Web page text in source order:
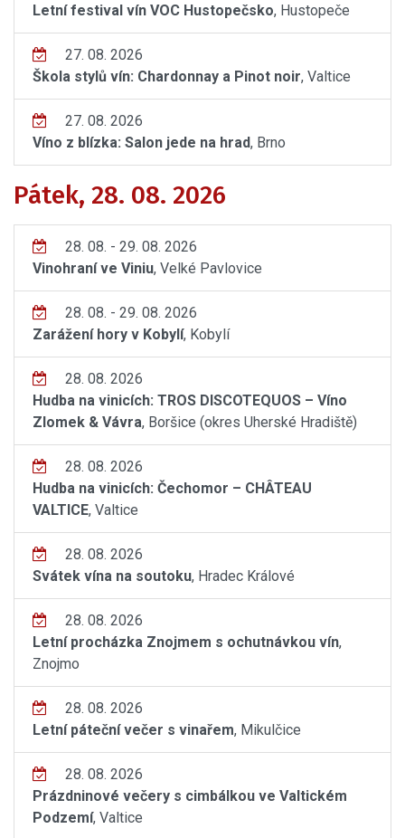
Letní festival vín VOC Hustopečsko, Hustopeče
27. 08. 2026
Škola stylů vín: Chardonnay a Pinot noir, Valtice
27. 08. 2026
Víno z blízka: Salon jede na hrad, Brno
Pátek, 28. 08. 2026
28. 08. - 29. 08. 2026
Vinohraní ve Viniu, Velké Pavlovice
28. 08. - 29. 08. 2026
Zarážení hory v Kobylí, Kobylí
28. 08. 2026
Hudba na vinicích: TROS DISCOTEQUOS – Víno
Zlomek & Vávra, Boršice (okres Uherské Hradiště)
28. 08. 2026
Hudba na vinicích: Čechomor – CHÂTEAU
VALTICE, Valtice
28. 08. 2026
Svátek vína na soutoku, Hradec Králové
28. 08. 2026
Letní procházka Znojmem s ochutnávkou vín,
Znojmo
28. 08. 2026
Letní páteční večer s vinařem, Mikulčice
28. 08. 2026
Prázdninové večery s cimbálkou ve Valtickém
Podzemí, Valtice